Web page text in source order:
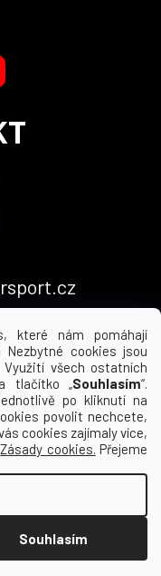
které nám pomáhají
cookies jsou
všech ostatních
tlačítko „Souhlasím“.
po kliknutí na
povolit nechcete,
cookies zajímaly více,
Zásady cookies. Přejeme
Souhlasím
000
. Všechna práva
cookies